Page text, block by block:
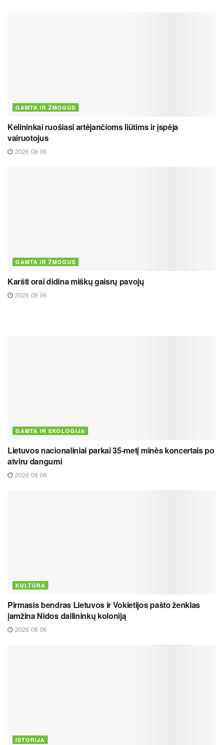
GAMTA IR ŽMOGUS
Kelininkai ruošiasi artėjančioms liūtims ir įspėja
vairuotojus
2026 08 06
GAMTA IR ŽMOGUS
Karšti orai didina miškų gaisrų pavojų
2026 08 06
GAMTA IR EKOLOGIJA
Lietuvos nacionaliniai parkai 35-metį minės koncertais po
atviru dangumi
2026 08 06
KULTŪRA
Pirmasis bendras Lietuvos ir Vokietijos pašto ženklas
įamžina Nidos dailininkų koloniją
2026 08 06
ISTORIJA